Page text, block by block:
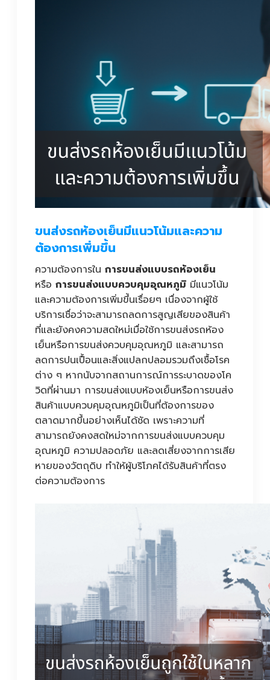
ขนส่งรถห้องเย็นมีแนวโน้มและความ
ต้องการเพิ่มขึ้น
ความต้องการใน การขนส่งแบบรถห้องเย็น
หรือ การขนส่งแบบควบคุมอุณหภูมิ มีแนวโน้ม
และความต้องการเพิ่มขึ้นเรื่อยๆ เนื่องจากผู้ใช้
บริการเชื่อว่าจะสามารถลดการสูญเสียของสินค้า
ที่และยังคงความสดใหม่เมื่อใช้การขนส่งรถห้อง
เย็นหรือการขนส่งควบคุมอุณหภูมิ และสามารถ
ลดการปนเปื้อนและสิ่งแปลกปลอมรวมถึงเชื้อโรค
ต่าง ๆ หากนับจากสถานการณ์การระบาดของโค
วิดที่ผ่านมา การขนส่งแบบห้องเย็นหรือการขนส่ง
สินค้าแบบควบคุมอุณหภูมิเป็นที่ต้องการของ
ตลาดมากขึ้นอย่างเห็นได้ชัด เพราะความที่
สามารถยังคงสดใหม่จากการขนส่งแบบควบคุม
อุณหภูมิ ความปลอดภัย และลดเสี่ยงจากการเสีย
หายของวัตถุดิบ ทำให้ผู้บริโภคได้รับสินค้าที่ตรง
ต่อความต้องการ